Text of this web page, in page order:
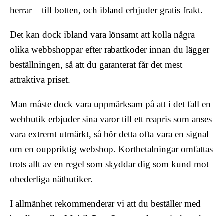
herrar – till botten, och ibland erbjuder gratis frakt.
Det kan dock ibland vara lönsamt att kolla några
olika webbshoppar efter rabattkoder innan du lägger
beställningen, så att du garanterat får det mest
attraktiva priset.
Man måste dock vara uppmärksam på att i det fall en
webbutik erbjuder sina varor till ett reapris som anses
vara extremt utmärkt, så bör detta ofta vara en signal
om en ouppriktig webshop. Kortbetalningar omfattas
trots allt av en regel som skyddar dig som kund mot
ohederliga nätbutiker.
I allmänhet rekommenderar vi att du beställer med